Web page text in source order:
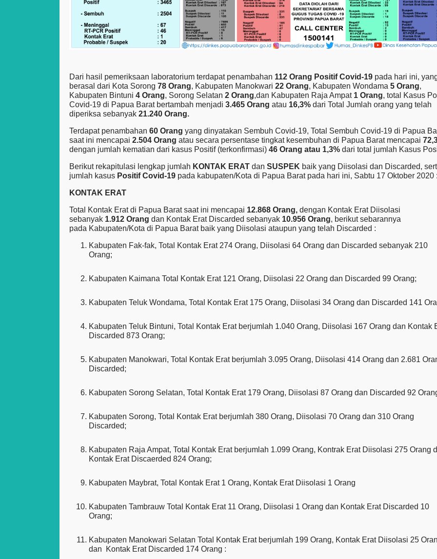
Dari hasil pemeriksaan laboratorium terdapat penambahan 112 Orang Positif Covid-19 pada hari ini,
berasal dari Kota Sorong 78 Orang, Kabupaten Manokwari 22 Orang, Kabupaten Wondama 5 Orang,
Kabupaten Bintuni 4 Orang, Sorong Selatan 2 Orang,dan Kabupaten Raja Ampat 1 Orang, total Kasus
Covid-19 di Papua Barat bertambah menjadi 3.465 Orang atau 16,3% dari Total Jumlah orang yang telah
diperiksa sebanyak 21.240 Orang.
Terdapat penambahan 60 Orang yang dinyatakan Sembuh Covid-19, Total Sembuh Covid-19 di Papua
saat ini mencapai 2.504 Orang atau secara persentase tingkat kesembuhan di Papua Barat mencapai
dengan jumlah kematian dari kasus Positif (terkonfirmasi) 46 Orang atau 1,3% dari total jumlah Kasus
Berikut rekapitulasi lengkap jumlah KONTAK ERAT dan SUSPEK baik yang Diisolasi dan Discarded,
jumlah kasus Positif Covid-19 pada kabupaten/Kota di Papua Barat pada hari ini, Sabtu 17 Oktober 2020 :
KONTAK ERAT
Total Kontak Erat di Papua Barat saat ini mencapai 12.868 Orang, dengan Kontak Erat Diisolasi
sebanyak 1.912 Orang dan Kontak Erat Discarded sebanyak 10.956 Orang, berikut sebarannya
pada Kabupaten/Kota di Papua Barat baik yang Diisolasi ataupun yang telah Discarded :
Kabupaten Fak-fak, Total Kontak Erat 274 Orang, Diisolasi 64 Orang dan Discarded sebanyak 210
Orang;
Kabupaten Kaimana Total Kontak Erat 121 Orang, Diisolasi 22 Orang dan Discarded 99 Orang;
Kabupaten Teluk Wondama, Total Kontak Erat 175 Orang, Diisolasi 34 Orang dan Discarded 141
Kabupaten Teluk Bintuni, Total Kontak Erat berjumlah 1.040 Orang, Diisolasi 167 Orang dan Kontak
Discarded 873 Orang;
Kabupaten Manokwari, Total Kontak Erat berjumlah 3.095 Orang, Diisolasi 414 Orang dan 2.681
Discarded;
Kabupaten Sorong Selatan, Total Kontak Erat 179 Orang, Diisolasi 87 Orang dan Discarded 92
Kabupaten Sorong, Total Kontak Erat berjumlah 380 Orang, Diisolasi 70 Orang dan 310 Orang
Discarded;
Kabupaten Raja Ampat, Total Kontak Erat berjumlah 1.099 Orang, Kontrak Erat Diisolasi 275 Orang
Kontak Erat Discaerded 824 Orang;
Kabupaten Maybrat, Total Kontak Erat 1 Orang, Kontak Erat Diisolasi 1 Orang
Kabupaten Tambrauw Total Kontak Erat 11 Orang, Diisolasi 1 Orang dan Kontak Erat Discarded 10
Orang;
Kabupaten Manokwari Selatan Total Kontak Erat berjumlah 199 Orang, Kontak Erat Diisolasi 25
dan Kontak Erat Discarded 174 Orang :